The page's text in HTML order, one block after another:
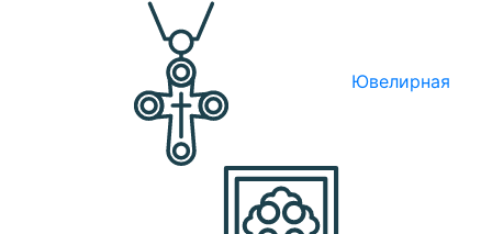
Ювелирная